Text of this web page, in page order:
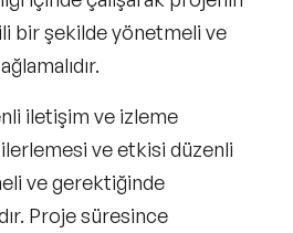
bir şekilde yönetmeli ve
iletişim ve izleme
ilerlemesi ve etkisi düzenli
ve gerektiğinde
Proje süresince